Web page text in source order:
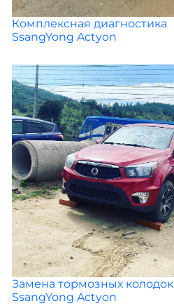
Комплексная диагностика
SsangYong Actyon
Замена тормозных колодок
SsangYong Actyon